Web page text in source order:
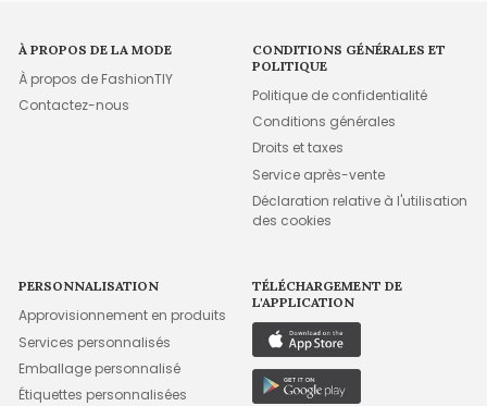
À PROPOS DE LA MODE
À propos de FashionTIY
Contactez-nous
CONDITIONS GÉNÉRALES ET
POLITIQUE
Politique de confidentialité
Conditions générales
Droits et taxes
Service après-vente
Déclaration relative à l'utilisation
des cookies
PERSONNALISATION
Approvisionnement en produits
Services personnalisés
Emballage personnalisé
Étiquettes personnalisées
TÉLÉCHARGEMENT DE
L'APPLICATION